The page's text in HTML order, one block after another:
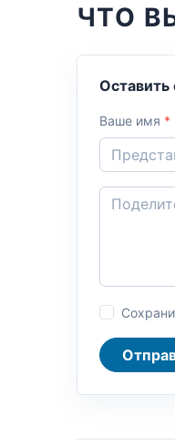
ЧТО
Оставить
Ваше имя *